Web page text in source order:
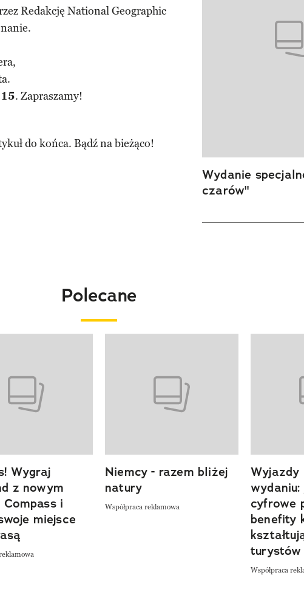
Redakcję National Geographic
. Zapraszamy!
do końca. Bądź na bieżąco!
Wydanie
czarów"
Polecane
Wygraj
z nowym
Compass i
miejsce
Niemcy - razem bliżej
natury
Współpraca reklamowa
Wyjazdy
cyfrowe
benefity
turystów
Współpraca